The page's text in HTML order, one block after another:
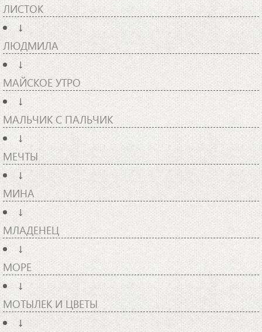
ЛИСТОК
↓
ЛЮДМИЛА
↓
МАЙСКОЕ УТРО
↓
МАЛЬЧИК С ПАЛЬЧИК
↓
МЕЧТЫ
↓
МИНА
↓
МЛАДЕНЕЦ
↓
МОРЕ
↓
МОТЫЛЕК И ЦВЕТЫ
↓